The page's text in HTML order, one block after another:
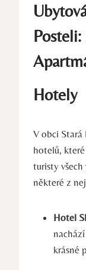
Hotely
V obci
hotelů,
turisty
některé z
Hotel
krásné